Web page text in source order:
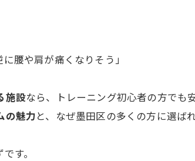
腰や肩が痛くなりそう」
施設なら、トレーニング初心者の方でも
の魅力と、なぜ墨田区の多くの方に選ば
す。